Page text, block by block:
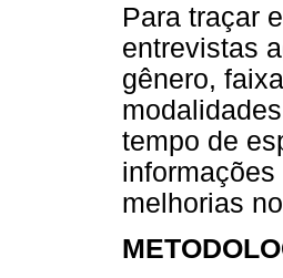
Para traçar
entrevistas
gênero,
tempo de
melhorias